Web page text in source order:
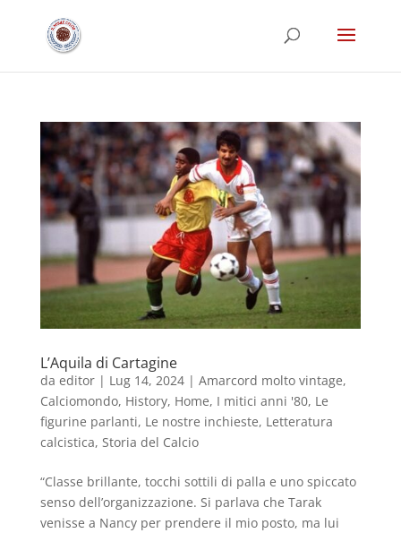
L’Aquila di Cartagine
da editor| Lug 14, 2024| Amarcord molto vintage,
Calciomondo, History, Home, I mitici anni '80, Le
figurine parlanti, Le nostre inchieste, Letteratura
calcistica, Storia del Calcio
“Classe brillante, tocchi sottili di palla e uno spiccato
senso dell’organizzazione. Si parlava che Tarak
venisse a Nancy per prendere il mio posto, ma lui